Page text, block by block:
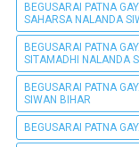
BEGUSARAI PATNA
SAHARSA NALANDA
BEGUSARAI PATNA
SITAMADHI NALANDA
BEGUSARAI PATNA
SIWAN BIHAR
BEGUSARAI PATNA